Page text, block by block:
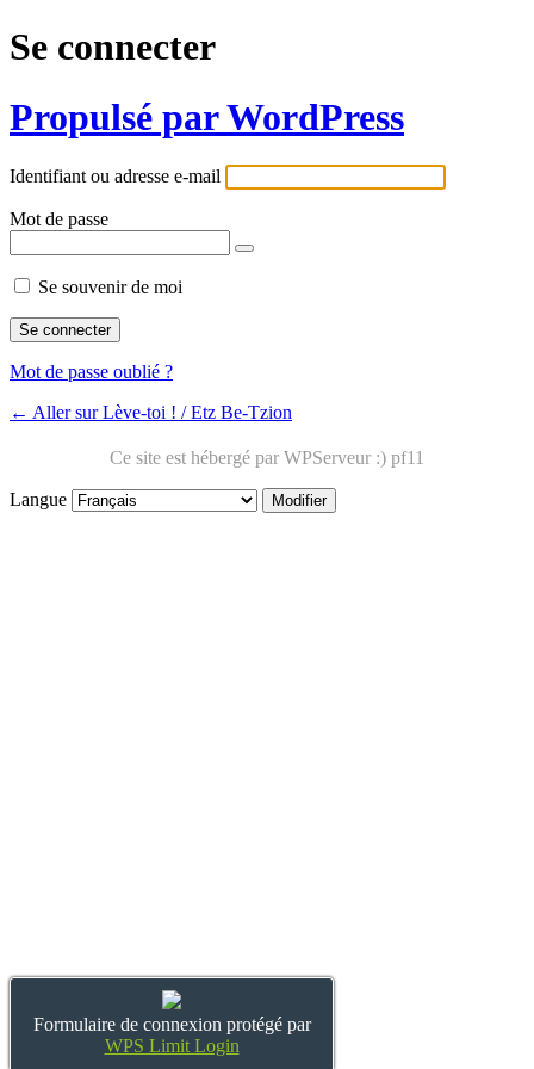
Se connecter
Propulsé par WordPress
Identifiant ou adresse e-mail
Mot de passe
Formulaire de connexion protégé par
WPS Limit Login
Se souvenir de moi
Mot de passe oublié ?
← Aller sur Lève-toi ! / Etz Be-Tzion
Langue